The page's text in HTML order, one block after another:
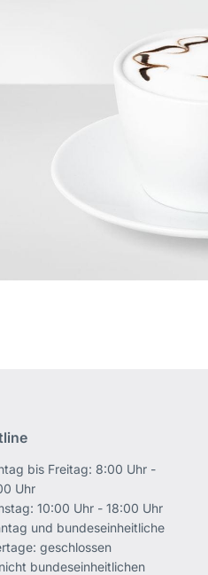
bis Freitag: 8:00 Uhr -
Uhr
10:00 Uhr - 18:00 Uhr
und bundeseinheitliche
geschlossen
bundeseinheitlichen